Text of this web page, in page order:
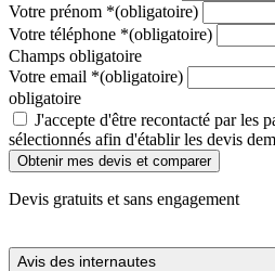
Votre prénom *(obligatoire)
Votre téléphone *(obligatoire)
Champs obligatoire
Votre email *(obligatoire)
obligatoire
J'accepte d'être recontacté par les
sélectionnés afin d'établir les devis
Devis gratuits et sans engagement
Avis des internautes